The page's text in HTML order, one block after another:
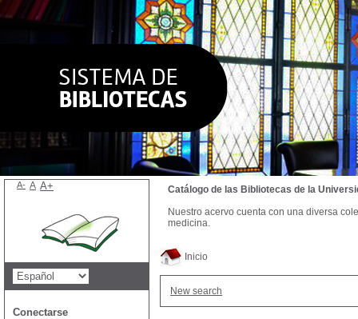
Inicio
New search
Catálogo de las Bibliotecas de la
Nuestro acervo cuenta con una diversa
medicina.
A- A A+
Conectarse